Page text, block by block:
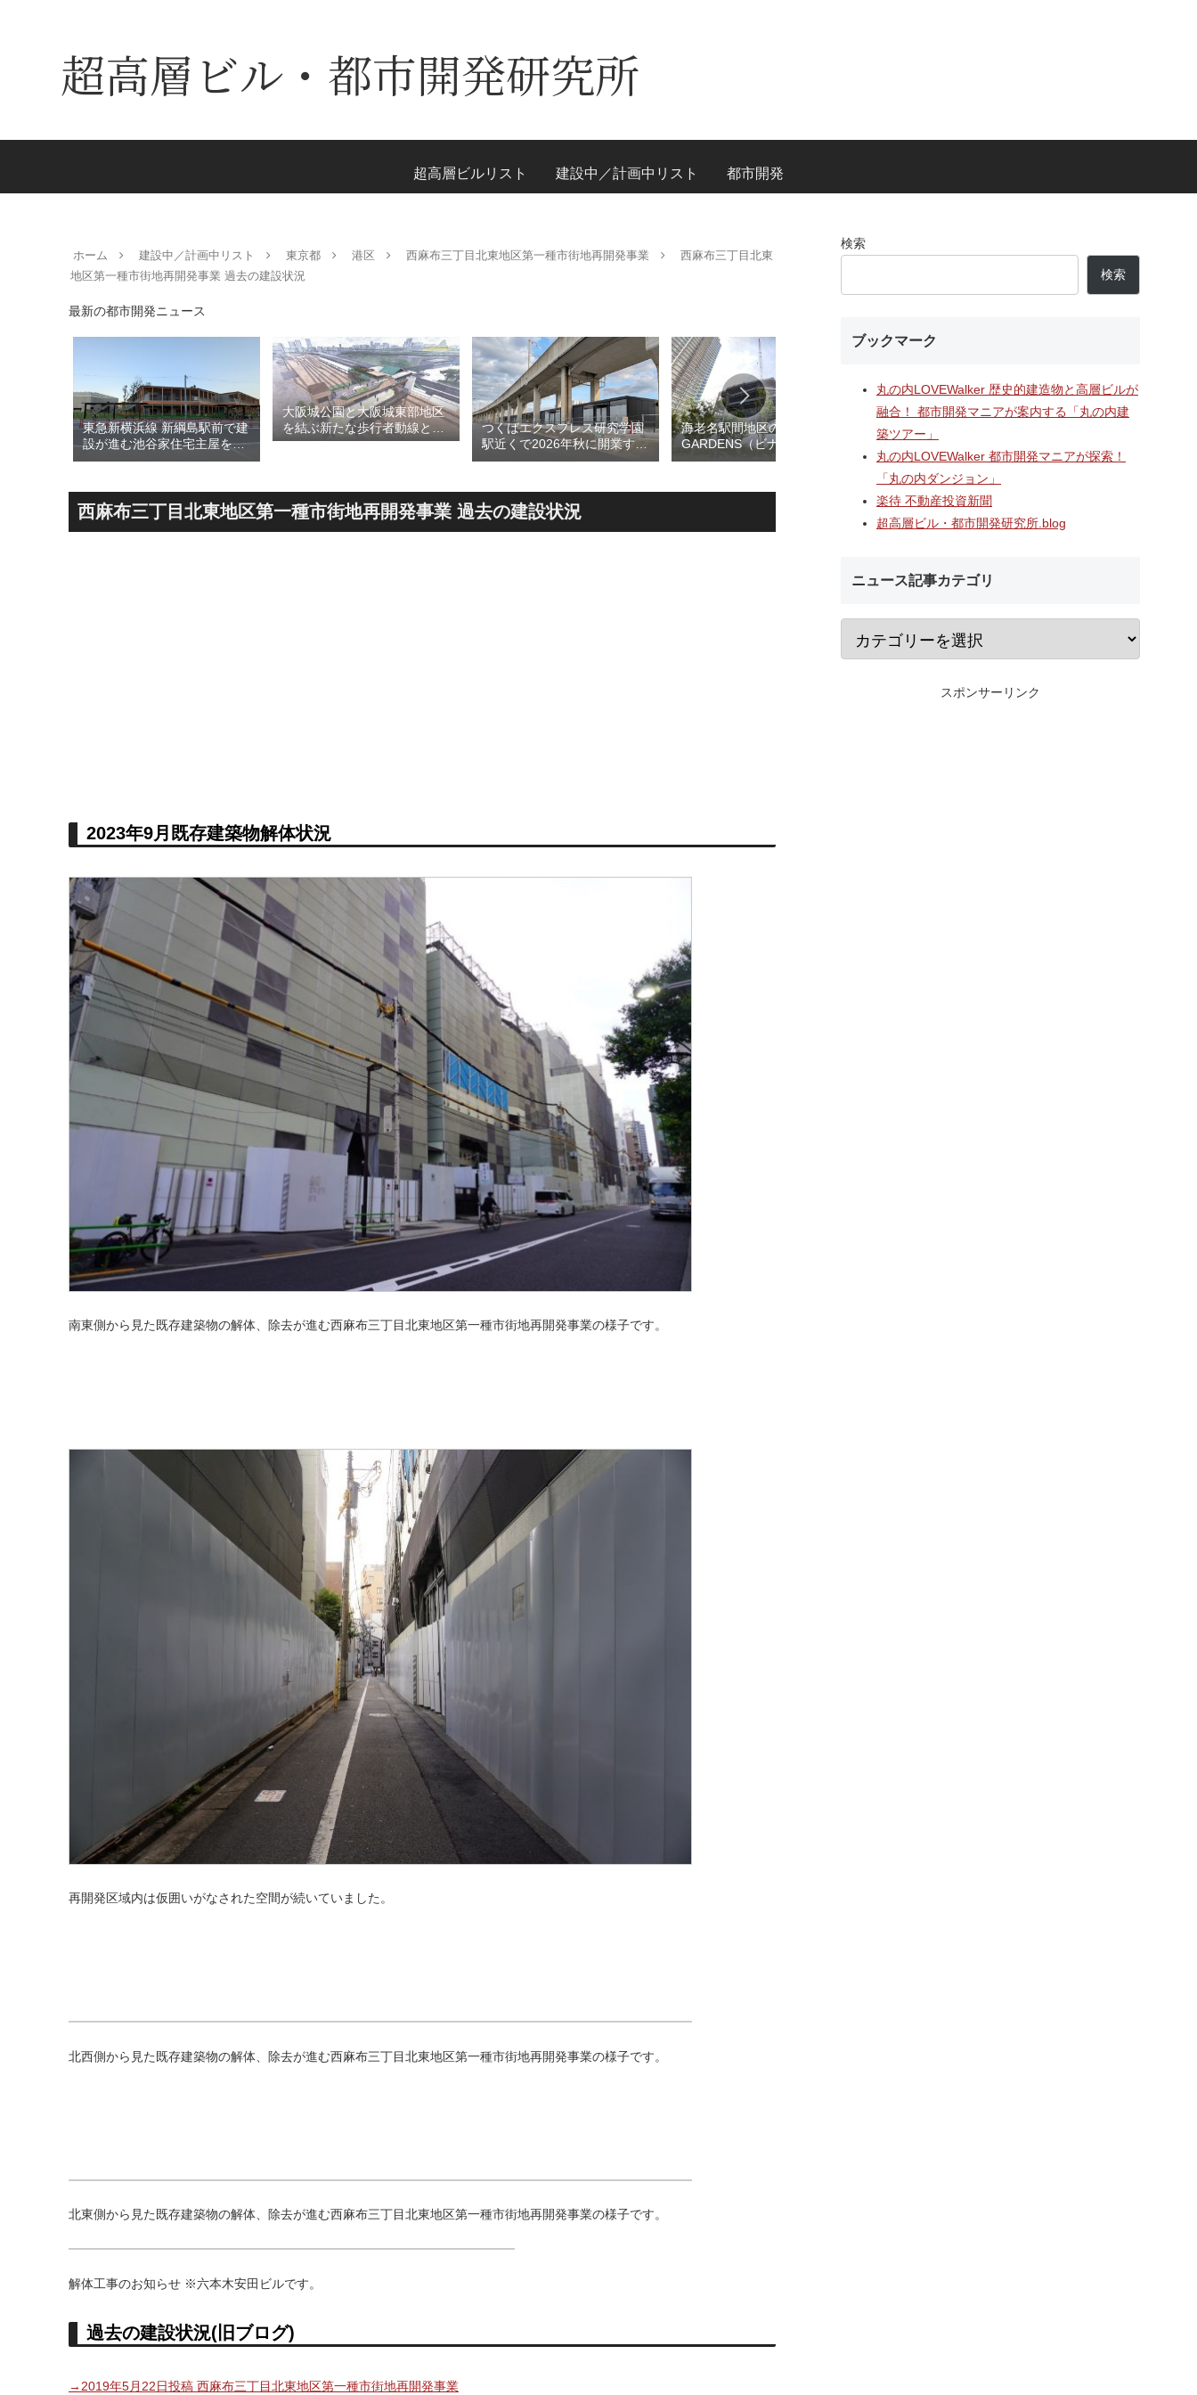
超高層ビル・都市開発研究所
超高層ビルリスト 建設中／計画中リスト 都市開発
ホーム 建設中／計画中リスト 東京都 港区 西麻布三丁目北東地区第一種市街地再開発事業
西麻布三丁目北東
地区第一種市街地再開発事業 過去の建設状況
最新の都市開発ニュース
東急新横浜線 新綱島駅前で建
設が進む池谷家住宅主屋を活
用した「新綱島MICCA」！！
による新たな駅前拠点が2026
年秋誕生へ！！
大阪城公園と大阪城東部地区
を結ぶ新たな歩行者動線とな
る「大阪城公園接続デッ
表！！
つくばエクスプレス研究学園
駅近くで2026年秋に開業する
高架下商業施設「寿横
跡地の開発計画や商業ビル建
設進行などにより駅前商業地
が形成へ！！
海老名駅間地区のViNA
GARDENS（ビナ ガーデン
ズ）で建設中の「（仮称）フ
テル温浴棟」2026年夏時点建
なんばのクボタ旧本社跡地に
建設される約1万2,500人収容
の多目的アリーナ「（仮称）
Kubota LaLa arena」！！街
区名称は「Kubota field（クボ
タフィールド）」に決定！！
地区第一種市街地再
西麻布三丁目北東地区第一種市街地再開発事業 過去の建設状況
2023年9月既存建築物解体状況
南東側から見た既存建築物の解体、除去が進む西麻布三丁目北東地区第一種市街地再開発事業の様子です。
再開発区域内は仮囲いがなされた空間が続いていました。
北西側から見た既存建築物の解体、除去が進む西麻布三丁目北東地区第一種市街地再開発事業の様子です。
北東側から見た既存建築物の解体、除去が進む西麻布三丁目北東地区第一種市街地再開発事業の様子です。
解体工事のお知らせ ※六本木安田ビルです。
過去の建設状況(旧ブログ)
→2019年5月22日投稿 西麻布三丁目北東地区第一種市街地再開発事業
検索
検索
ブックマーク
丸の内LOVEWalker 歴史的建造物と高層ビルが
融合！ 都市開発マニアが案内する「丸の内建
築ツアー」
丸の内LOVEWalker 都市開発マニアが探索！
「丸の内ダンジョン」
楽待 不動産投資新聞
超高層ビル・都市開発研究所.blog
ニュース記事カテゴリ
スポンサーリンク